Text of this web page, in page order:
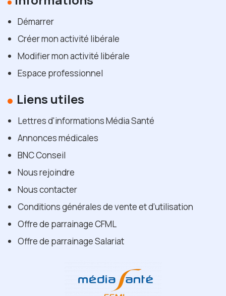
Démarrer
Créer mon activité libérale
Modifier mon activité libérale
Espace professionnel
Liens utiles
Lettres d'informations Média Santé
Annonces médicales
BNC Conseil
Nous rejoindre
Nous contacter
Conditions générales de vente et d’utilisation
Offre de parrainage CFML
Offre de parrainage Salariat